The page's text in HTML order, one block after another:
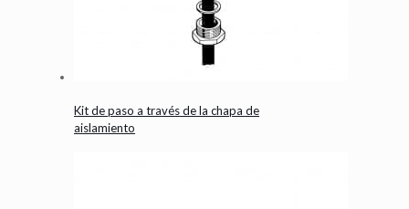
Kit de paso a través de la chapa de
aislamiento